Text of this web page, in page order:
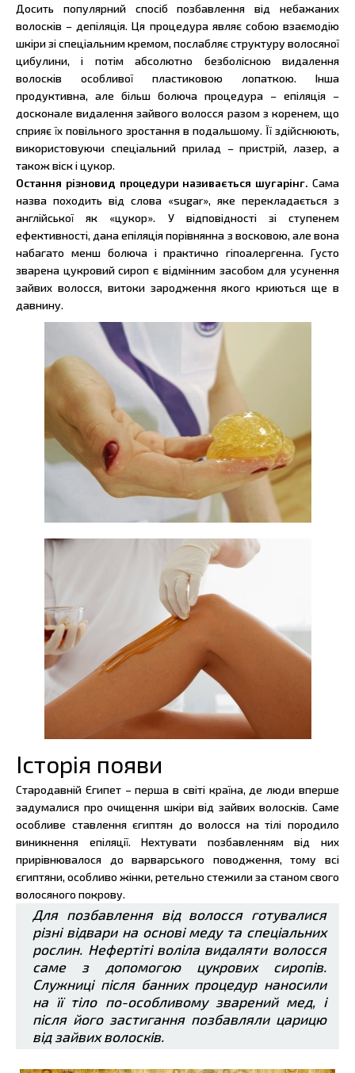
Досить популярний спосіб позбавлення від небажаних
волосків – депіляція. Ця процедура являє собою взаємодію
шкіри зі спеціальним кремом, послабляє структуру волосяної
цибулини, і потім абсолютно безболісною видалення
волосків особливої пластиковою лопаткою. Інша
продуктивна, але більш болюча процедура – епіляція –
досконале видалення зайвого волосся разом з коренем, що
сприяє їх повільного зростання в подальшому. Її здійснюють,
використовуючи спеціальний прилад – пристрій, лазер, а
також віск і цукор.
Остання різновид процедури називається шугарінг. Сама
назва походить від слова «sugar», яке перекладається з
англійської як «цукор». У відповідності зі ступенем
ефективності, дана епіляція порівнянна з восковою, але вона
набагато менш болюча і практично гіпоалергенна. Густо
зварена цукровий сироп є відмінним засобом для усунення
зайвих волосся, витоки зародження якого криються ще в
давнину.
Історія появи
Стародавній Єгипет – перша в світі країна, де люди вперше
задумалися про очищення шкіри від зайвих волосків. Саме
особливе ставлення єгиптян до волосся на тілі породило
виникнення епіляції. Нехтувати позбавленням від них
прирівнювалося до варварського поводження, тому всі
єгиптяни, особливо жінки, ретельно стежили за станом свого
волосяного покрову.
Для позбавлення від волосся готувалися
різні відвари на основі меду та спеціальних
рослин. Нефертіті воліла видаляти волосся
саме з допомогою цукрових сиропів.
Служниці після банних процедур наносили
на її тіло по-особливому зварений мед, і
після його застигання позбавляли царицю
від зайвих волосків.